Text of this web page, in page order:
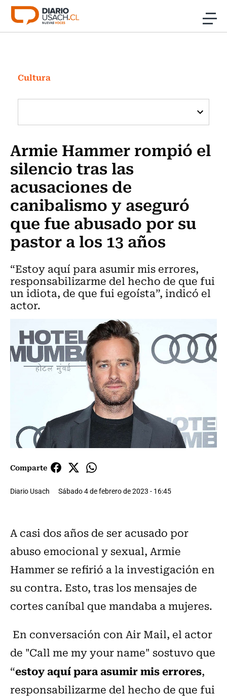
Click acá para ir directamente al contenido
Investigación
Cultura
Programas Radio y TV Usach
Cultura
Armie Hammer rompió el
silencio tras las
acusaciones de
canibalismo y aseguró
que fue abusado por su
pastor a los 13 años
“Estoy aquí para asumir mis errores,
responsabilizarme del hecho de que fui
un idiota, de que fui egoísta”, indicó el
actor.
Comparte
Diario Usach Sábado 4 de febrero de 2023 - 16:45
A casi dos años de ser acusado por
abuso emocional y sexual, Armie
Hammer se refirió a la investigación en
su contra. Esto, tras los mensajes de
cortes caníbal que mandaba a mujeres.
En conversación con Air Mail, el actor
de "Call me my your name" sostuvo que
“estoy aquí para asumir mis errores,
responsabilizarme del hecho de que fui